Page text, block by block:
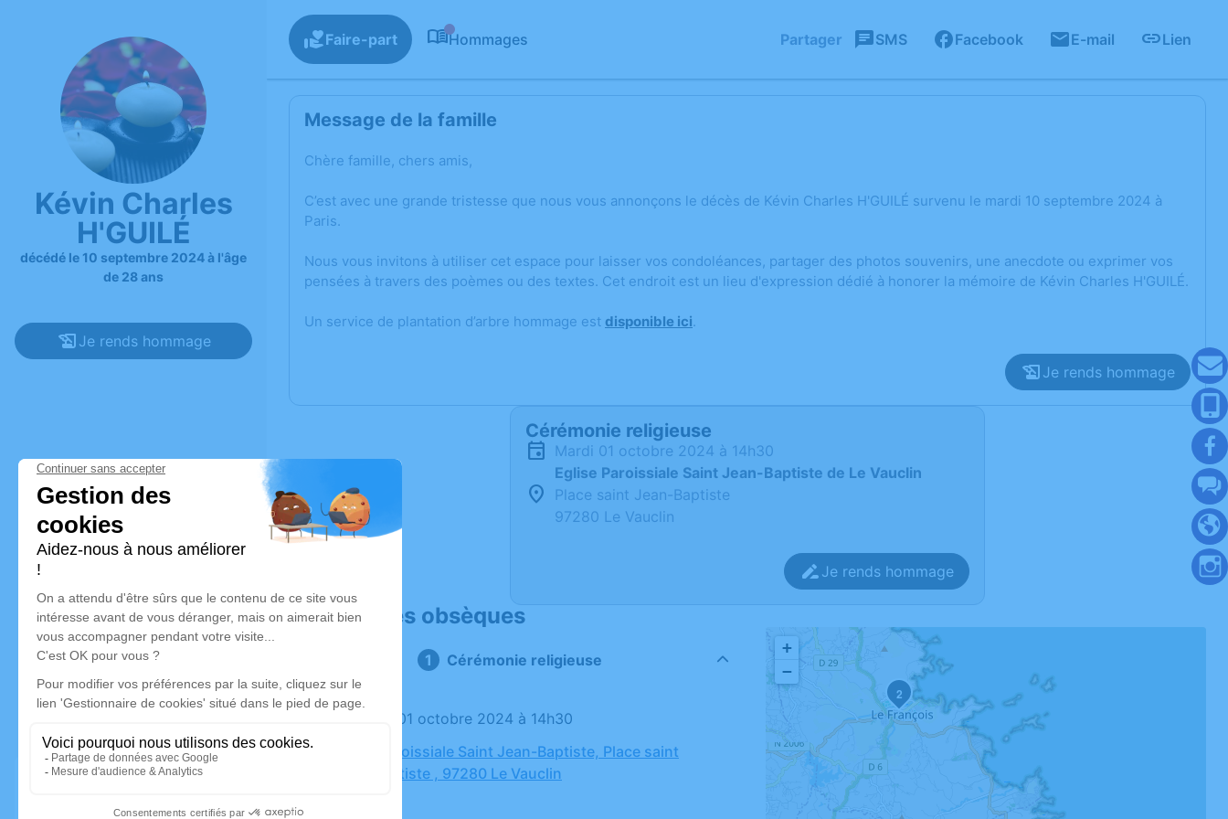
Kévin Charles
H'GUILÉ
décédé le 10 septembre 2024 à l'âge
de 28 ans
Je rends hommage
Faire-part Hommages Partager SMS Facebook E-mail Lien
Message de la famille
Chère famille, chers amis,
C’est avec une grande tristesse que nous vous annonçons le décès de Kévin Charles H'GUILÉ survenu le mardi 10 septembre 2024 à
Paris.
Nous vous invitons à utiliser cet espace pour laisser vos condoléances, partager des photos souvenirs, une anecdote ou exprimer vos
pensées à travers des poèmes ou des textes. Cet endroit est un lieu d'expression dédié à honorer la mémoire de Kévin Charles H'GUILÉ.
Un service de plantation d’arbre hommage est disponible ici.
Je rends hommage
Cérémonie religieuse
mardi 01 octobre 2024 à 14h30
Eglise Paroissiale Saint Jean-Baptiste de Le Vauclin
Place saint Jean-Baptiste
97280 Le Vauclin
Je rends hommage
Déroulé des obsèques
Cérémonie religieuse
Le mardi 01 octobre 2024 à 14h30
Eglise Paroissiale Saint Jean-Baptiste, Place saint
Jean-Baptiste , 97280 Le Vauclin
2
+
−